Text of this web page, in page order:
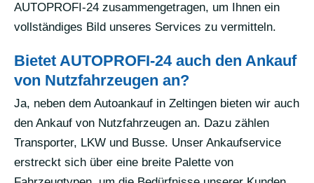
AUTOPROFI-24 zusammengetragen, um Ihnen ein
vollständiges Bild unseres Services zu vermitteln.
Bietet AUTOPROFI-24 auch den Ankauf
von Nutzfahrzeugen an?
Ja, neben dem Autoankauf in Zeltingen bieten wir auch
den Ankauf von Nutzfahrzeugen an. Dazu zählen
Transporter, LKW und Busse. Unser Ankaufservice
erstreckt sich über eine breite Palette von